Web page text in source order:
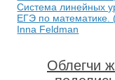
Система линейных
ЕГЭ по математике.
Inna Feldman
Облегчи